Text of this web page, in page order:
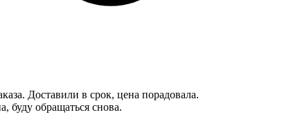
Доставили в срок, цена порадовала.
буду обращаться снова.